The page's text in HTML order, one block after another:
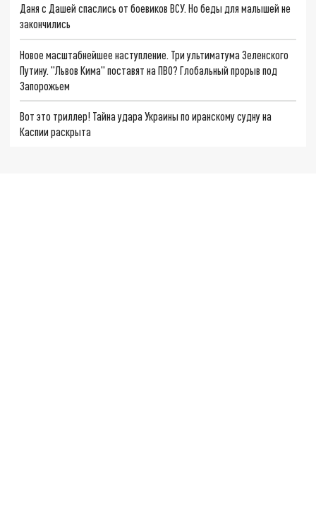
Даня с Дашей спаслись от боевиков ВСУ. Но беды для малышей не
закончились
Новое масштабнейшее наступление. Три ультиматума Зеленского
Путину. "Львов Кима" поставят на ПВО? Глобальный прорыв под
Запорожьем
Вот это триллер! Тайна удара Украины по иранскому судну на
Каспии раскрыта